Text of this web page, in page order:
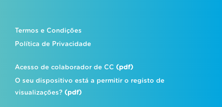
Termos e Condições
Política de Privacidade
Acesso de colaborador de CC(pdf)
O seu dispositivo está a permitir o registo de
visualizações?(pdf)